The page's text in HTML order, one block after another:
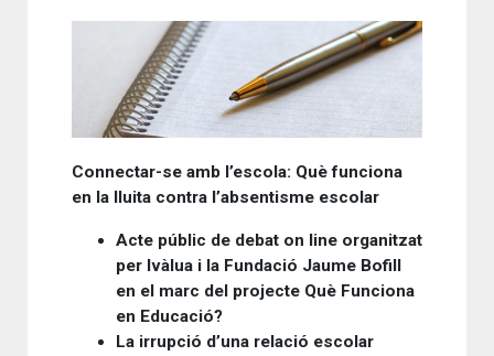
Connectar-se amb l’escola: Què funciona
en la lluita contra l’absentisme escolar
Acte públic de debat on line organitzat
per Ivàlua i la Fundació Jaume Bofill
en el marc del projecte Què Funciona
en Educació?
La irrupció d’una relació escolar